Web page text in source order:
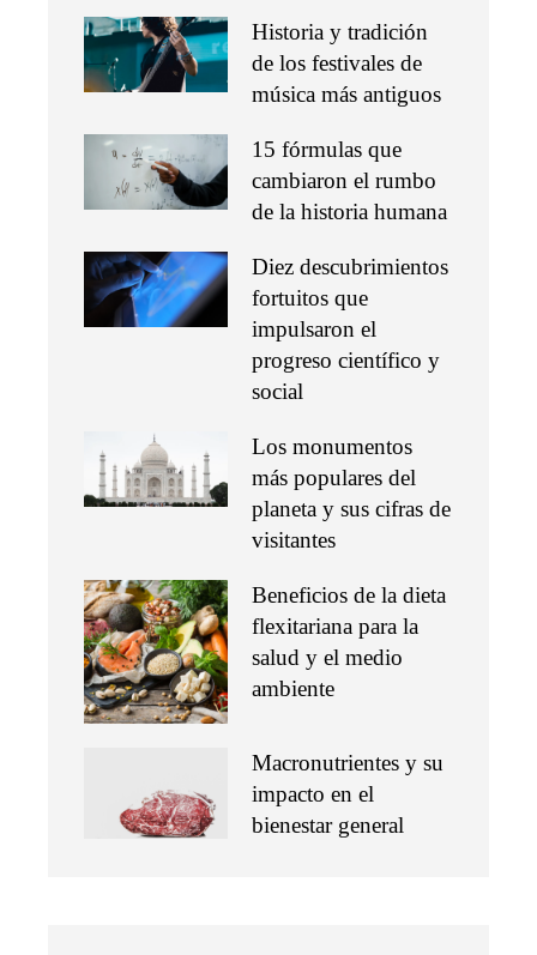
Historia y tradición
de los festivales de
música más antiguos
15 fórmulas que
cambiaron el rumbo
de la historia humana
Diez descubrimientos
fortuitos que
impulsaron el
progreso científico y
social
Los monumentos
más populares del
planeta y sus cifras de
visitantes
Beneficios de la dieta
flexitariana para la
salud y el medio
ambiente
Macronutrientes y su
impacto en el
bienestar general